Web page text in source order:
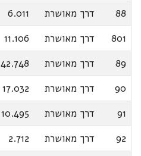
88 דרך מאושרת
6.011
801
דרך מאושרת
11.106
89
דרך מאושרת
42.748
90
דרך מאושרת
17.032
91
דרך מאושרת
10.495
92
דרך מאושרת
2.712